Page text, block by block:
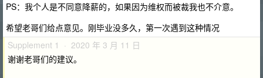
PS：我个人是不同意降薪的，如果因为维权而被裁我也不介意。
希望老哥们给点意见。刚毕业没多久，第一次遇到这种情况
Supplement 1 · 2020 年 3 月 11 日
谢谢老哥们的建议。